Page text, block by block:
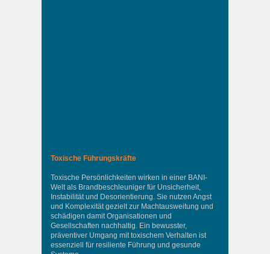
Toxische Führungskräfte
Toxische Persönlichkeiten wirken in einer BANI-
Welt als Brandbeschleuniger für Unsicherheit,
Instabilität und Desorientierung. Sie nutzen Angst
und Komplexität gezielt zur Machtausweitung und
schädigen damit Organisationen und
Gesellschaften nachhaltig. Ein bewusster,
präventiver Umgang mit toxischem Verhalten ist
essenziell für resiliente Führung und gesunde